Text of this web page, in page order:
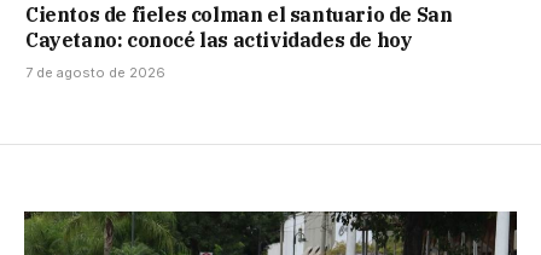
Cientos de fieles colman el santuario de San
Cayetano: conocé las actividades de hoy
7 de agosto de 2026